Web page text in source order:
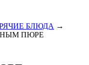
БЛЮДА →
ПЮРЕ